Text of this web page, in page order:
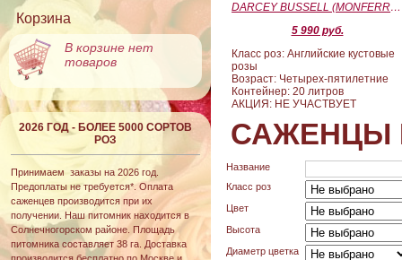
Корзина
В корзине нет
товаров
2026 ГОД - БОЛЕЕ 5000 СОРТОВ
РОЗ
Принимаем заказы на 2026 год.
Предоплаты не требуется*. Оплата
саженцев производится при их
получении. Наш питомник находится в
Солнечногорском районе. Площадь
питомника составляет 38 га. Доставка
DARCEY BUSSELL (MONFERRATO) (Дарси Басл)
5 990 руб.
Класс роз: Английские кустовые
розы
Возраст: Четырех-пятилетние
Контейнер: 20 литров
АКЦИЯ: НЕ УЧАСТВУЕТ
САЖЕНЦЫ
Название
Класс роз
Цвет
Высота
Диаметр цветка